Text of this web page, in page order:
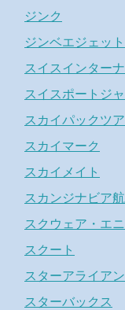
ジンク
ジンベエジェット
スイスインター
スイスポートジ
スカイパックツ
スカイマーク
スカイメイト
スカンジナビア
スクウェア・エ
スクート
スターアライア
スターバックス